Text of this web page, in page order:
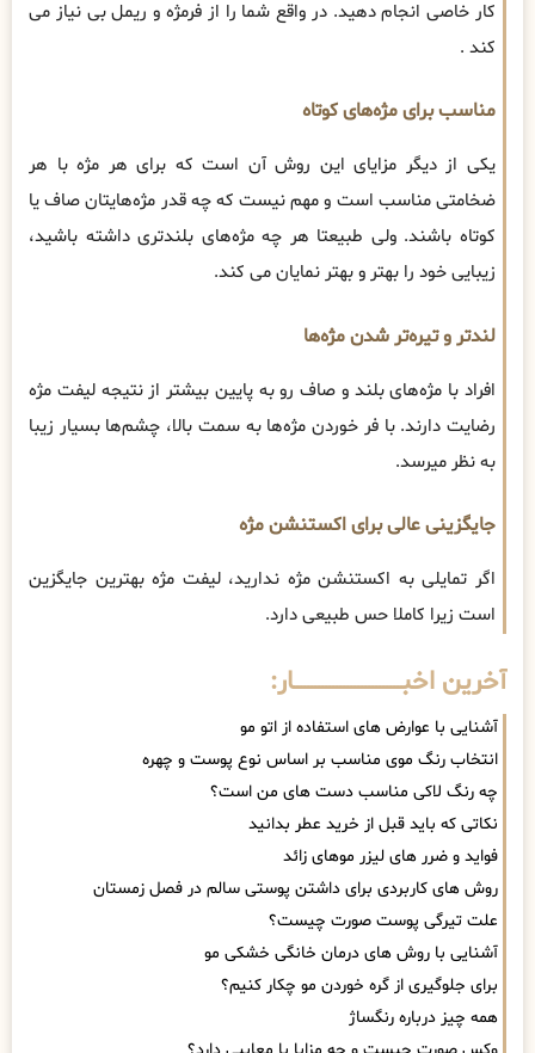
کار خاصی انجام دهید. در واقع شما را از فرمژه و ریمل بی نیاز می
کند .
مناسب برای مژه‌های کوتاه
یکی از دیگر مزایای این روش آن است که برای هر مژه با هر
ضخامتی مناسب است و مهم نیست که چه قدر مژه‌هایتان صاف یا
کوتاه باشند. ولی طبیعتا هر چه مژه‌های بلندتری داشته باشید،
زیبایی خود را بهتر و بهتر نمایان می کند.
لندتر و تیره‌تر شدن مژه‌ها
افراد با مژه‌های بلند و صاف رو به پایین بیشتر از نتیجه لیفت مژه
رضایت دارند. با فر خوردن مژه‌ها به سمت بالا، چشم‌ها بسیار زیبا
به نظر میرسد.
جایگزینی عالی برای اکستنشن مژه
اگر تمایلی به اکستنشن مژه ندارید، لیفت مژه بهترین جایگزین
است زیرا کاملا حس طبیعی دارد.
آخرین اخبــــــــــــــــــــــــــــــار:
آشنایی با عوارض های استفاده از اتو مو
انتخاب رنگ موی مناسب بر اساس نوع پوست و چهره
چه رنگ لاکی مناسب دست های من است؟
نکاتی که باید قبل از خرید عطر بدانید
فواید و ضرر های لیزر موهای زائد
روش های کاربردی برای داشتن پوستی سالم در فصل زمستان
علت تیرگی پوست صورت چیست؟
آشنایی با روش های درمان خانگی خشکی مو
برای جلوگیری از گره خوردن مو چکار کنیم؟
همه چیز درباره رنگساژ